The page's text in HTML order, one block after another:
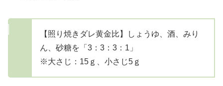
【照り焼きダレ黄金比】しょうゆ、酒、みり
ん、砂糖を「3：3：3：1」
※大さじ：15ｇ、小さじ5ｇ